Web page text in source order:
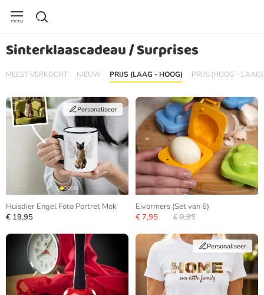
Sinterklaascadeau / Surprises
MEEST VERKOCHT NIEUW PRIJS (LAAG - HOOG) PRIJS (HOOG - LAAG)
Personaliseer
Huisdier Engel Foto Portret Mok
€ 19,95
Eivormers (Set van 6)
€ 7,95
€ 9,95
Personaliseer